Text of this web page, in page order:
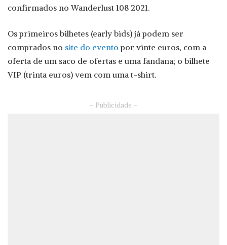
confirmados no Wanderlust 108 2021.
Os primeiros bilhetes (early bids) já podem ser
comprados no site do evento por vinte euros, com a
oferta de um saco de ofertas e uma fandana; o bilhete
VIP (trinta euros) vem com uma t-shirt.
– Publicidade –